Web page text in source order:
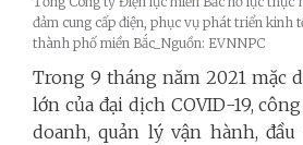
đảm cung cấp điện, phục vụ phát triển kinh
thành phố miền Bắc_Nguồn: EVNNPC
Trong 9 tháng năm 2021 mặc
lớn của đại dịch COVID-19,
doanh, quản lý vận hành,